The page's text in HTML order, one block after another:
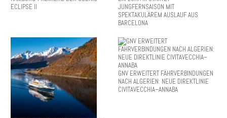
ECLIPSE II
JUNGFERNSAISON MIT
SPEKTAKULÄREM AUSLAUF AUS
BARCELONA
GNV ERWEITERT FÄHRVERBINDUNGEN
NACH ALGERIEN: NEUE DIREKTLINIE
CIVITAVECCHIA–ANNABA